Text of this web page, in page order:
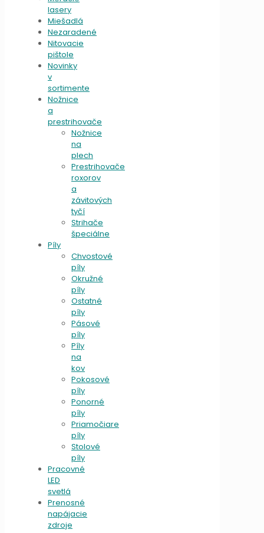
lasery
Miešadlá
Nezaradené
Nitovacie
pištole
Novinky
v
sortimente
Nožnice
a
prestrihovače
Nožnice
na
plech
Prestrihovače
roxorov
a
závitových
tyčí
Strihače
špeciálne
Píly
Chvostové
píly
Okružné
píly
Ostatné
píly
Pásové
píly
Píly
na
kov
Pokosové
píly
Ponorné
píly
Priamočiare
píly
Stolové
píly
Pracovné
LED
svetlá
Prenosné
napájacie
zdroje